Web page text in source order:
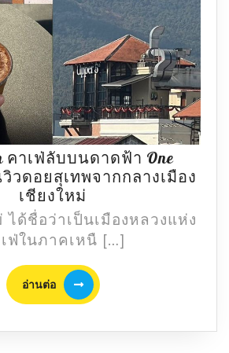
คาเฟ่ลับบนดาดฟ้า One
วิวดอยสุเทพจากกลางเมือง
เชียงใหม่
5th
คาเฟ่
ลับ
บน
ดาดฟ้า
One
Nimman
ได้ชื่อว่าเป็นเมืองหลวงแห่ง
ฟ่ในภาคเหนื […]
อ่านต่อ
อ่าน
ต่อ